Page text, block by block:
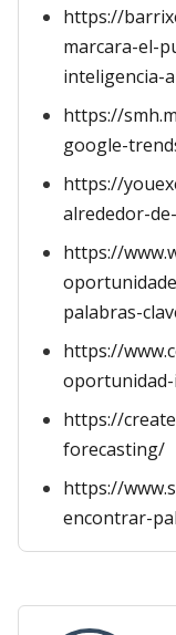
https://
marcara-el-
inteligencia-
https://
google-
https://
alrededor-
https://
palabras-
https://
https://
forecasting/
https://
encontrar-